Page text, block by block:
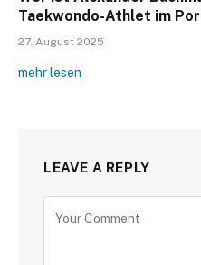
Taekwondo-Athlet im
27. August 2025
mehr lesen
LEAVE A REPLY